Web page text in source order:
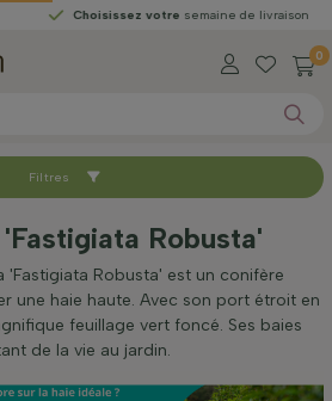
Choisissez votre semaine de livraison
0
Filtres
Robusta'
'Fastigiata Robusta' est un conifère
une haie haute. Avec son port étroit en
feuillage vert foncé. Ses baies
de la vie au jardin.